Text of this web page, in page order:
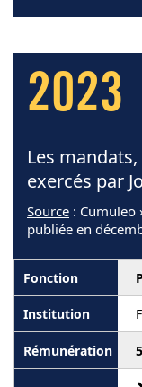
2023
Les
exercés par
Source : Cumuleo
publiée en